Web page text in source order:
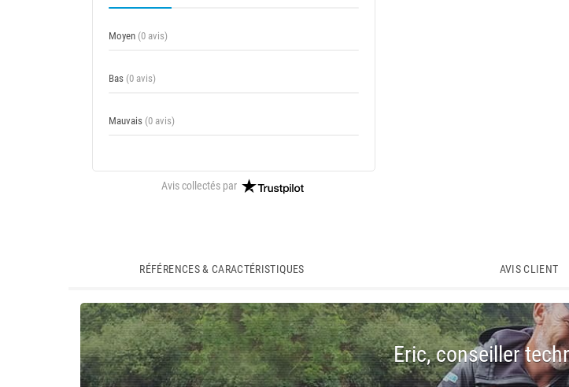
Moyen (0 avis)
Bas (0 avis)
Mauvais (0 avis)
Avis collectés par
RÉFÉRENCES & CARACTÉRISTIQUES AVIS CLIENT
Eric, conseiller